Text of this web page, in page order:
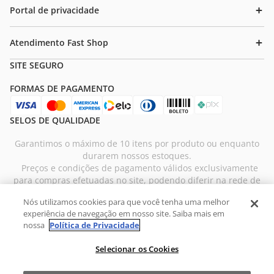
Dimensões (L x A x P): 31,2 x 41 x 35,7 cm
Peso: 11,34 kg
Voltagem: 127V
Portal de privacidade
Atendimento Fast Shop
SITE SEGURO
FORMAS DE PAGAMENTO
SELOS DE QUALIDADE
Garantimos o máximo de 10 itens por produto ou enquanto
durarem nossos estoques.
Preços e condições de pagamento válidos exclusivamente
para compras efetuadas no site, podendo diferir na rede de
As imagens dos produtos são meramente ilustrativas. Todos
os preços e condições comerciais estão sujeitos a alteração
sem aviso prévio. Fast Shop S. A. CNPJ: 43.708.379/0001-00
Paulo/SP, CEP 02029-001, Telefone: 11 3003-3728 © 2013 Fast
Nós utilizamos cookies para que você tenha uma melhor
experiência de navegação em nosso site. Saiba mais em
nossa Política de Privacidade
Selecionar os Cookies